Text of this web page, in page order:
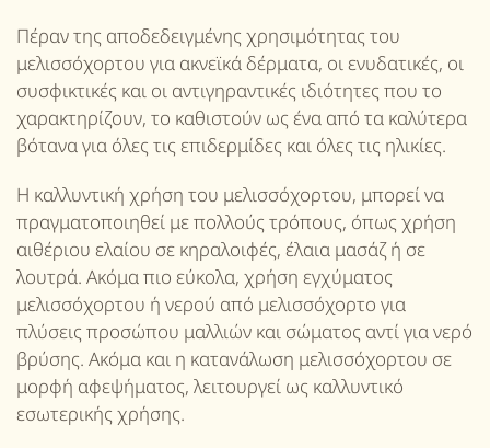
Πέραν της αποδεδειγμένης χρησιμότητας του
μελισσόχορτου για ακνεϊκά δέρματα, οι ενυδατικές, οι
συσφικτικές και οι αντιγηραντικές ιδιότητες που το
χαρακτηρίζουν, το καθιστούν ως ένα από τα καλύτερα
βότανα για όλες τις επιδερμίδες και όλες τις ηλικίες.
Η καλλυντική χρήση του μελισσόχορτου, μπορεί να
πραγματοποιηθεί με πολλούς τρόπους, όπως χρήση
αιθέριου ελαίου σε κηραλοιφές, έλαια μασάζ ή σε
λουτρά. Ακόμα πιο εύκολα, χρήση εγχύματος
μελισσόχορτου ή νερού από μελισσόχορτο για
πλύσεις προσώπου μαλλιών και σώματος αντί για νερό
βρύσης. Ακόμα και η κατανάλωση μελισσόχορτου σε
μορφή αφεψήματος, λειτουργεί ως καλλυντικό
εσωτερικής χρήσης.